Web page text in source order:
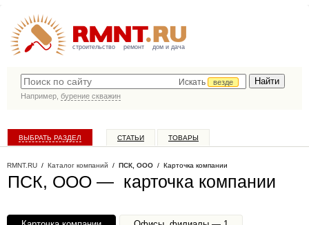
строительство ремонт дом и дача
Искать
везде
Например, бурение скважин
ВЫБРАТЬ РАЗДЕЛ СТАТЬИ ТОВАРЫ
RMNT.RU / Каталог компаний / ПСК, ООО / Карточка компании
ПСК, ООО — карточка компании